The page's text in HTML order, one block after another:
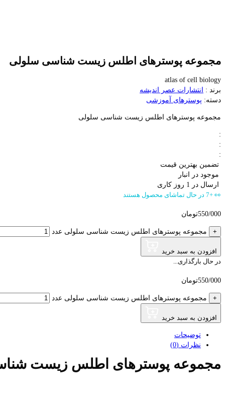
مجموعه پوسترهای اطلس زیست شناسی سلولی
atlas of cell biology
برند : انتشارات عصر اندیشه
دسته: پوسترهای آموزشی
مجموعه پوسترهای اطلس زیست شناسی سلولی
:
:
:
تضمین بهترین قیمت
موجود در انبار
ارسال در 1 روز کاری
👀 +7 در حال تماشای محصول هستند
550/000تومان
+ مجموعه پوسترهای اطلس زیست شناسی سلولی عدد
افزودن به سبد خرید
در حال بارگذاری...
550/000تومان
+ مجموعه پوسترهای اطلس زیست شناسی سلولی عدد
افزودن به سبد خرید
توضیحات
نظرات (0)
مجموعه پوسترهای اطلس زیست